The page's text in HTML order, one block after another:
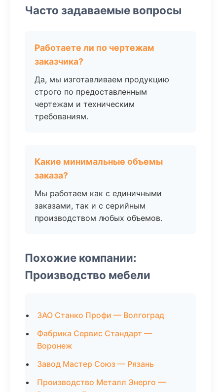
Часто задаваемые вопросы
Работаете ли по чертежам
заказчика?
Да, мы изготавливаем продукцию
строго по предоставленным
чертежам и техническим
требованиям.
Какие минимальные объемы
заказа?
Мы работаем как с единичными
заказами, так и с серийным
производством любых объемов.
Похожие компании:
Производство мебели
ЗАО Станко Профи — Волгоград
Фабрика Сервис Стандарт —
Воронеж
Завод Мастер Союз — Рязань
Производство Металл Энерго —